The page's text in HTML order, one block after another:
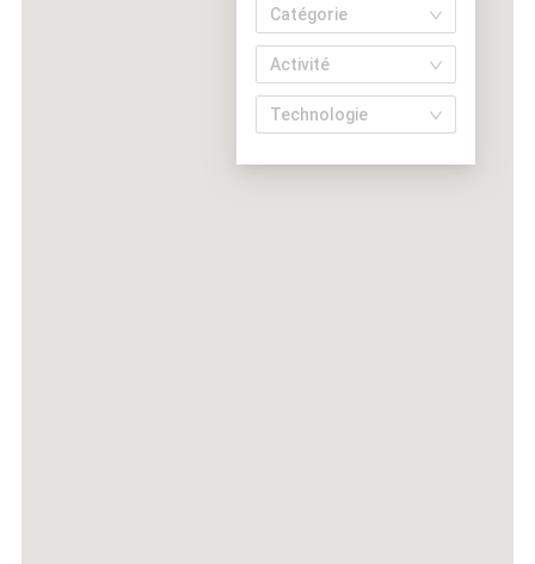
Catégorie
Activité
Technologie